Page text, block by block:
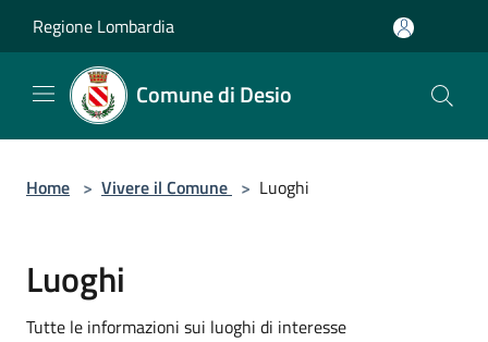
Regione Lombardia
Comune di Desio
Home > Vivere il Comune > Luoghi
Luoghi
Tutte le informazioni sui luoghi di interesse